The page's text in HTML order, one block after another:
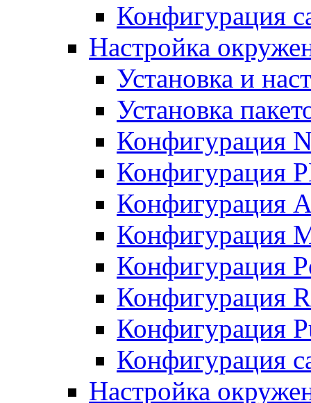
Конфигурация
Настройка
Установка и
Установка
Конфигурация
Конфигурация
Конфигурация
Конфигурация
Конфигурация
Конфигурация
Конфигурация
Конфигурация
Настройка